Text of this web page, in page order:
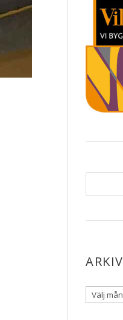
ARKIV